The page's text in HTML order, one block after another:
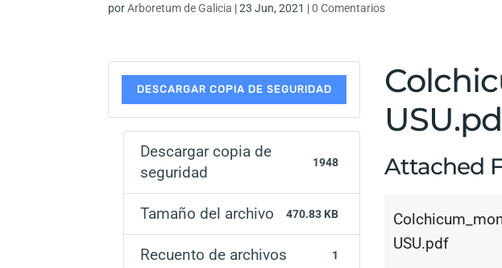
porArboretum de Galicia |23 Jun, 2021 |0 Comentarios
DESCARGAR COPIA DE SEGURIDAD
Descargar copia de
seguridad
1948
Tamaño del archivo 470.83 KB
Recuento de archivos 1
Attached
USU.pdf